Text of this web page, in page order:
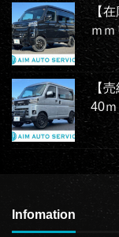
【
ｍ
【
40
Infomation